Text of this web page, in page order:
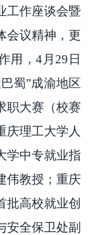
工作座谈会暨
会议精神，更
用，4月29日
蜀”成渝地区
职大赛（校赛
庆理工大学人
学中专就业指
伟教授；重庆
批高校就业创
安全保卫处副